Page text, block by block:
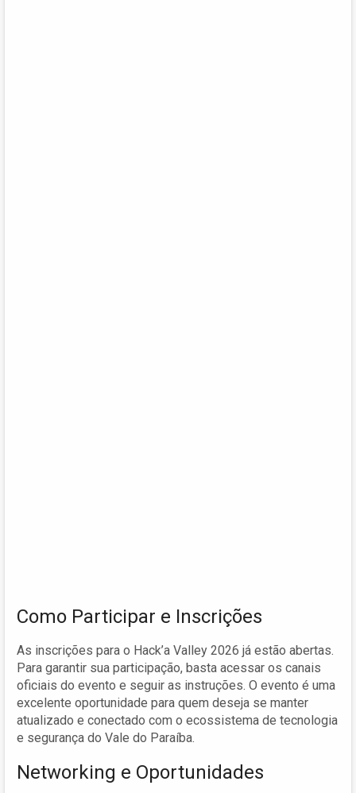
Como Participar e Inscrições
As inscrições para o Hack’a Valley 2026 já estão abertas.
Para garantir sua participação, basta acessar os canais
oficiais do evento e seguir as instruções. O evento é uma
excelente oportunidade para quem deseja se manter
atualizado e conectado com o ecossistema de tecnologia
e segurança do Vale do Paraíba.
Networking e Oportunidades